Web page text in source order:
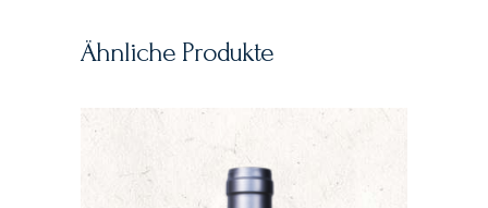
Ähnliche Produkte